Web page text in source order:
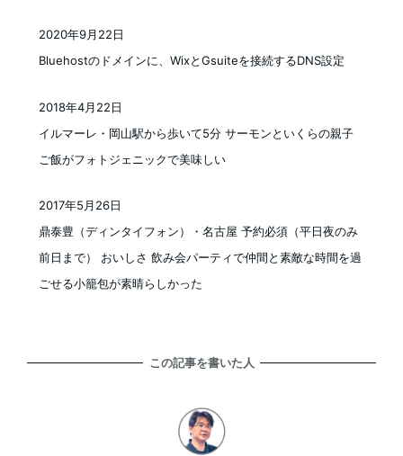
Bluehostのドメインに、WixとGsuiteを接続するDNS設定
2020年9月22日
イルマーレ・岡山駅から歩いて5分 サーモンといくらの親子
ご飯がフォトジェニックで美味しい
投稿日
2018年4月22日
鼎泰豊（ディンタイフォン）・名古屋 予約必須（平日夜のみ
前日まで） おいしさ 飲み会パーティで仲間と素敵な時間を過
ごせる小籠包が素晴らしかった
2017年5月26日
この記事を書いた人